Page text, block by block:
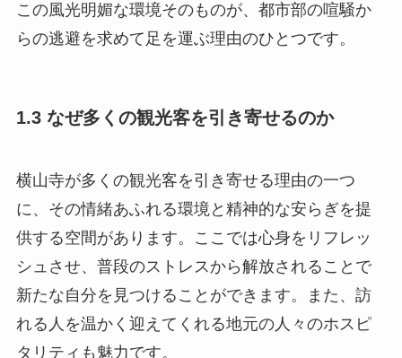
この風光明媚な環境そのものが、都市部の喧騒か
らの逃避を求めて足を運ぶ理由のひとつです。
1.3 なぜ多くの観光客を引き寄せるのか
横山寺が多くの観光客を引き寄せる理由の一つ
に、その情緒あふれる環境と精神的な安らぎを提
供する空間があります。ここでは心身をリフレッ
シュさせ、普段のストレスから解放されることで
新たな自分を見つけることができます。また、訪
れる人を温かく迎えてくれる地元の人々のホスピ
タリティも魅力です。